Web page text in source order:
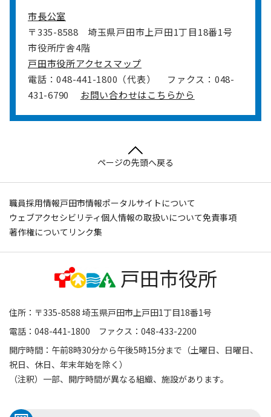
市長公室
〒335-8588
埼玉県戸田市上戸田1丁目18番1号
市役所庁舎4階
戸田市役所アクセスマップ
電話：048-441-1800（代表）
ファクス：048-
431-6790
お問い合わせはこちらから
ページの先頭へ戻る
職員採用情報戸田市情報ポータルサイトについて
ウェブアクセシビリティ個人情報の取扱いについて免責事項
著作権について リンク集
住所：〒335-8588 埼玉県戸田市上戸田1丁目18番1号
電話：048-441-1800 ファクス：048-433-2200
開庁時間：午前8時30分から午後5時15分まで（土曜日、日曜日、
祝日、休日、年末年始を除く）
（注釈）一部、開庁時間が異なる組織、施設があります。